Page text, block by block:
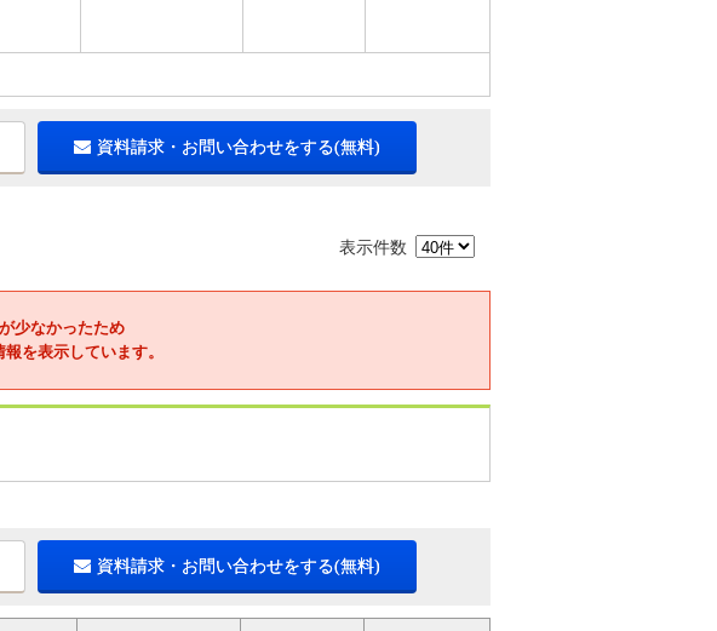
資料請求・お問い合わせをする(無料)
表示件数
少なかったため
を表示しています。
資料請求・お問い合わせをする(無料)